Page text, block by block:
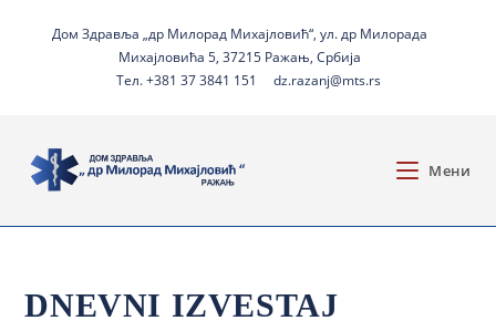
Дом Здравља „др Милорад Михајловић“, ул. др Милорада
Михајловића 5, 37215 Ражањ, Србија
Тел. +381 37 3841 151
dz.razanj@mts.rs
Мени
DNEVNI IZVESTAJ